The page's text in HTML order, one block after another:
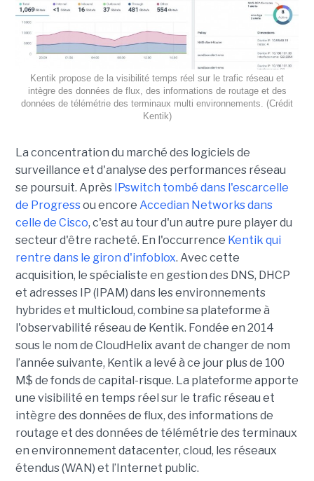
Kentik propose de la visibilité temps réel sur le trafic réseau et
intègre des données de flux, des informations de routage et des
données de télémétrie des terminaux multi environnements. (Crédit
Kentik)
La concentration du marché des logiciels de
surveillance et d'analyse des performances réseau
se poursuit. Après IPswitch tombé dans l'escarcelle
de Progressou encore Accedian Networks dans
celle de Cisco, c'est au tour d'un autre pure player du
secteur d'être racheté. En l'occurrence Kentik qui
rentre dans le giron d'infoblox. Avec cette
acquisition, le spécialiste en gestion des DNS, DHCP
et adresses IP (IPAM) dans les environnements
hybrides et multicloud, combine sa plateforme à
l'observabilité réseau de Kentik. Fondée en 2014
sous le nom de CloudHelix avant de changer de nom
l’année suivante, Kentik a levé à ce jour plus de 100
M$ de fonds de capital-risque. La plateforme apporte
une visibilité en temps réel sur le trafic réseau et
intègre des données de flux, des informations de
routage et des données de télémétrie des terminaux
en environnement datacenter, cloud, les réseaux
étendus (WAN) et l’Internet public.